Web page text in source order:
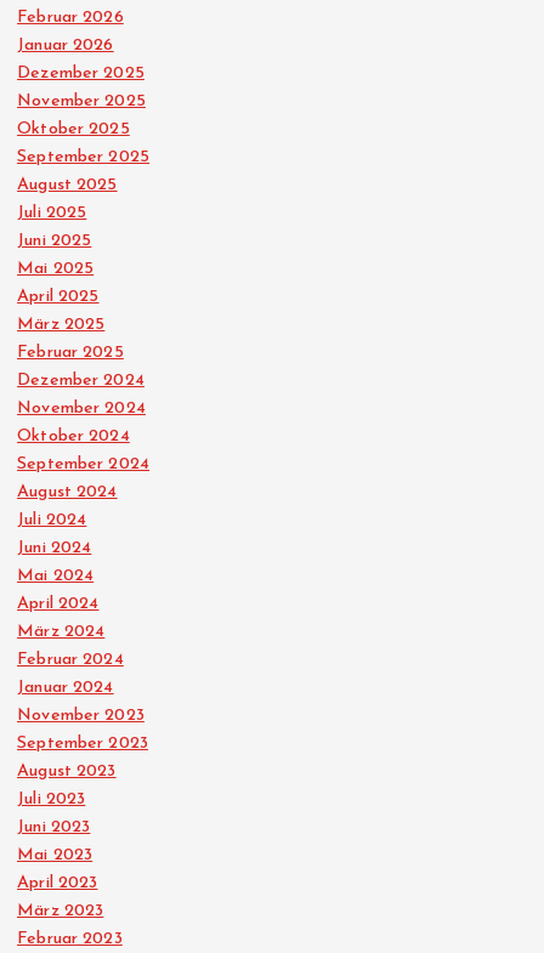
Februar 2026
Januar 2026
Dezember 2025
November 2025
Oktober 2025
September 2025
August 2025
Juli 2025
Juni 2025
Mai 2025
April 2025
März 2025
Februar 2025
Dezember 2024
November 2024
Oktober 2024
September 2024
August 2024
Juli 2024
Juni 2024
Mai 2024
April 2024
März 2024
Februar 2024
Januar 2024
November 2023
September 2023
August 2023
Juli 2023
Juni 2023
Mai 2023
April 2023
März 2023
Februar 2023